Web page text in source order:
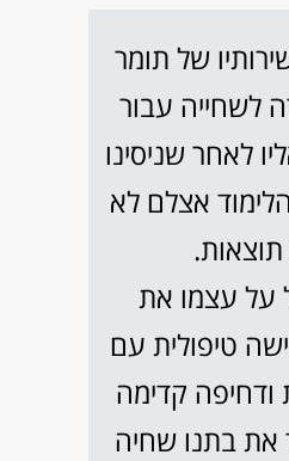
של תומר
לשחייה עבור
לאחר שניסינו
אצלם לא
תוצאות.
על עצמו את
טיפולית עם
ודחיפה קדימה
את בתנו שחיה